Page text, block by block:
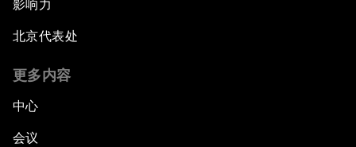
影响力
北京代表处
更多内容
中心
会议